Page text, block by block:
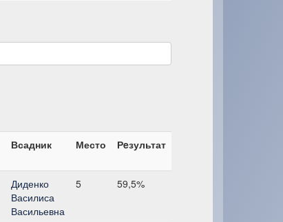
Всадник Место Рeзультат
Диденко
Василиса
Васильевна
5 59,5%